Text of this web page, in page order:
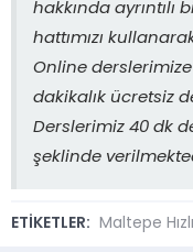
hakkında
hattımızı
Online
dakikalık ücretsiz
Derslerimiz 40 dk
şeklinde
ETİKETLER: Maltepe